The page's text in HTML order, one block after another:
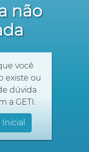
não
você
existe ou
dúvida
a GETI.